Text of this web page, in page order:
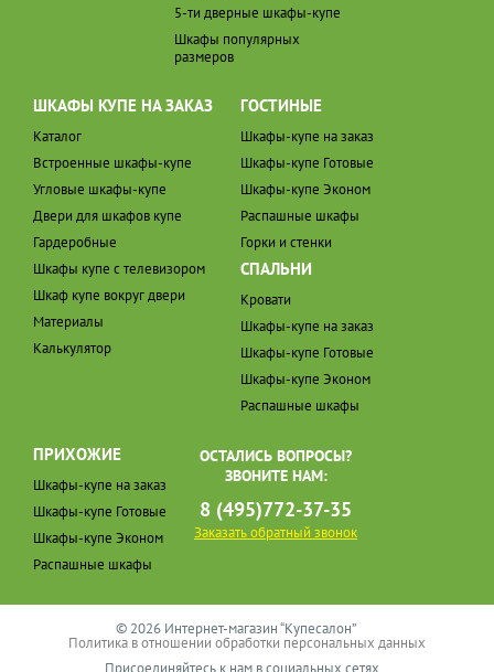
5-ти дверные шкафы-купе
Шкафы популярных
размеров
ШКАФЫ КУПЕ НА ЗАКАЗ
Каталог
Встроенные шкафы-купе
Угловые шкафы-купе
Двери для шкафов купе
Гардеробные
Шкафы купе с телевизором
Шкаф купе вокруг двери
Материалы
Калькулятор
ГОСТИНЫЕ
Шкафы-купе на заказ
Шкафы-купе Готовые
Шкафы-купе Эконом
Распашные шкафы
Горки и стенки
СПАЛЬНИ
Кровати
Шкафы-купе на заказ
Шкафы-купе Готовые
Шкафы-купе Эконом
Распашные шкафы
ПРИХОЖИЕ
Шкафы-купе на заказ
Шкафы-купе Готовые
Шкафы-купе Эконом
Распашные шкафы
ОСТАЛИСЬ ВОПРОСЫ?
ЗВОНИТЕ НАМ:
8 (495)772-37-35
Заказать обратный звонок
© 2026 Интернет-магазин “Купесалон”
Политика в отношении обработки персональных данных
Присоединяйтесь к нам в социальных сетях